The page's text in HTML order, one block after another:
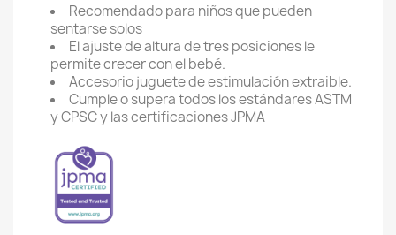
Recomendado para niños que pueden
sentarse solos
El ajuste de altura de tres posiciones le
permite crecer con el bebé.
Accesorio juguete de estimulación extraible.
Cumple o supera todos los estándares ASTM
y CPSC y las certificaciones JPMA